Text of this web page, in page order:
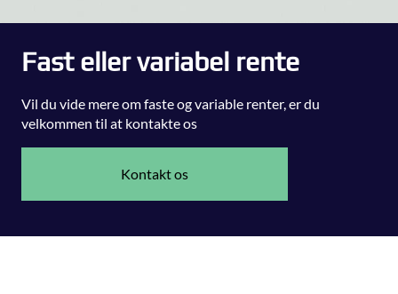
Fast eller variabel rente
Vil du vide mere om faste og variable renter, er du
velkommen til at kontakte os
Kontakt os